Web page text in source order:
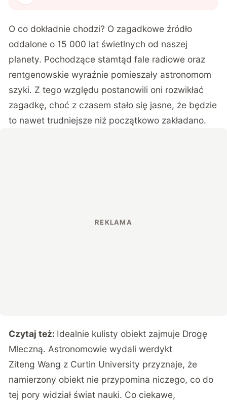
O co dokładnie chodzi? O zagadkowe źródło
oddalone o 15 000 lat świetlnych od naszej
planety. Pochodzące stamtąd fale radiowe oraz
rentgenowskie wyraźnie pomieszały astronomom
szyki. Z tego względu postanowili oni rozwikłać
zagadkę, choć z czasem stało się jasne, że będzie
to nawet trudniejsze niż początkowo zakładano.
Czytaj też: Idealnie kulisty obiekt zajmuje Drogę
Mleczną. Astronomowie wydali werdykt
Ziteng Wang z Curtin University przyznaje, że
namierzony obiekt nie przypomina niczego, co do
tej pory widział świat nauki. Co ciekawe,